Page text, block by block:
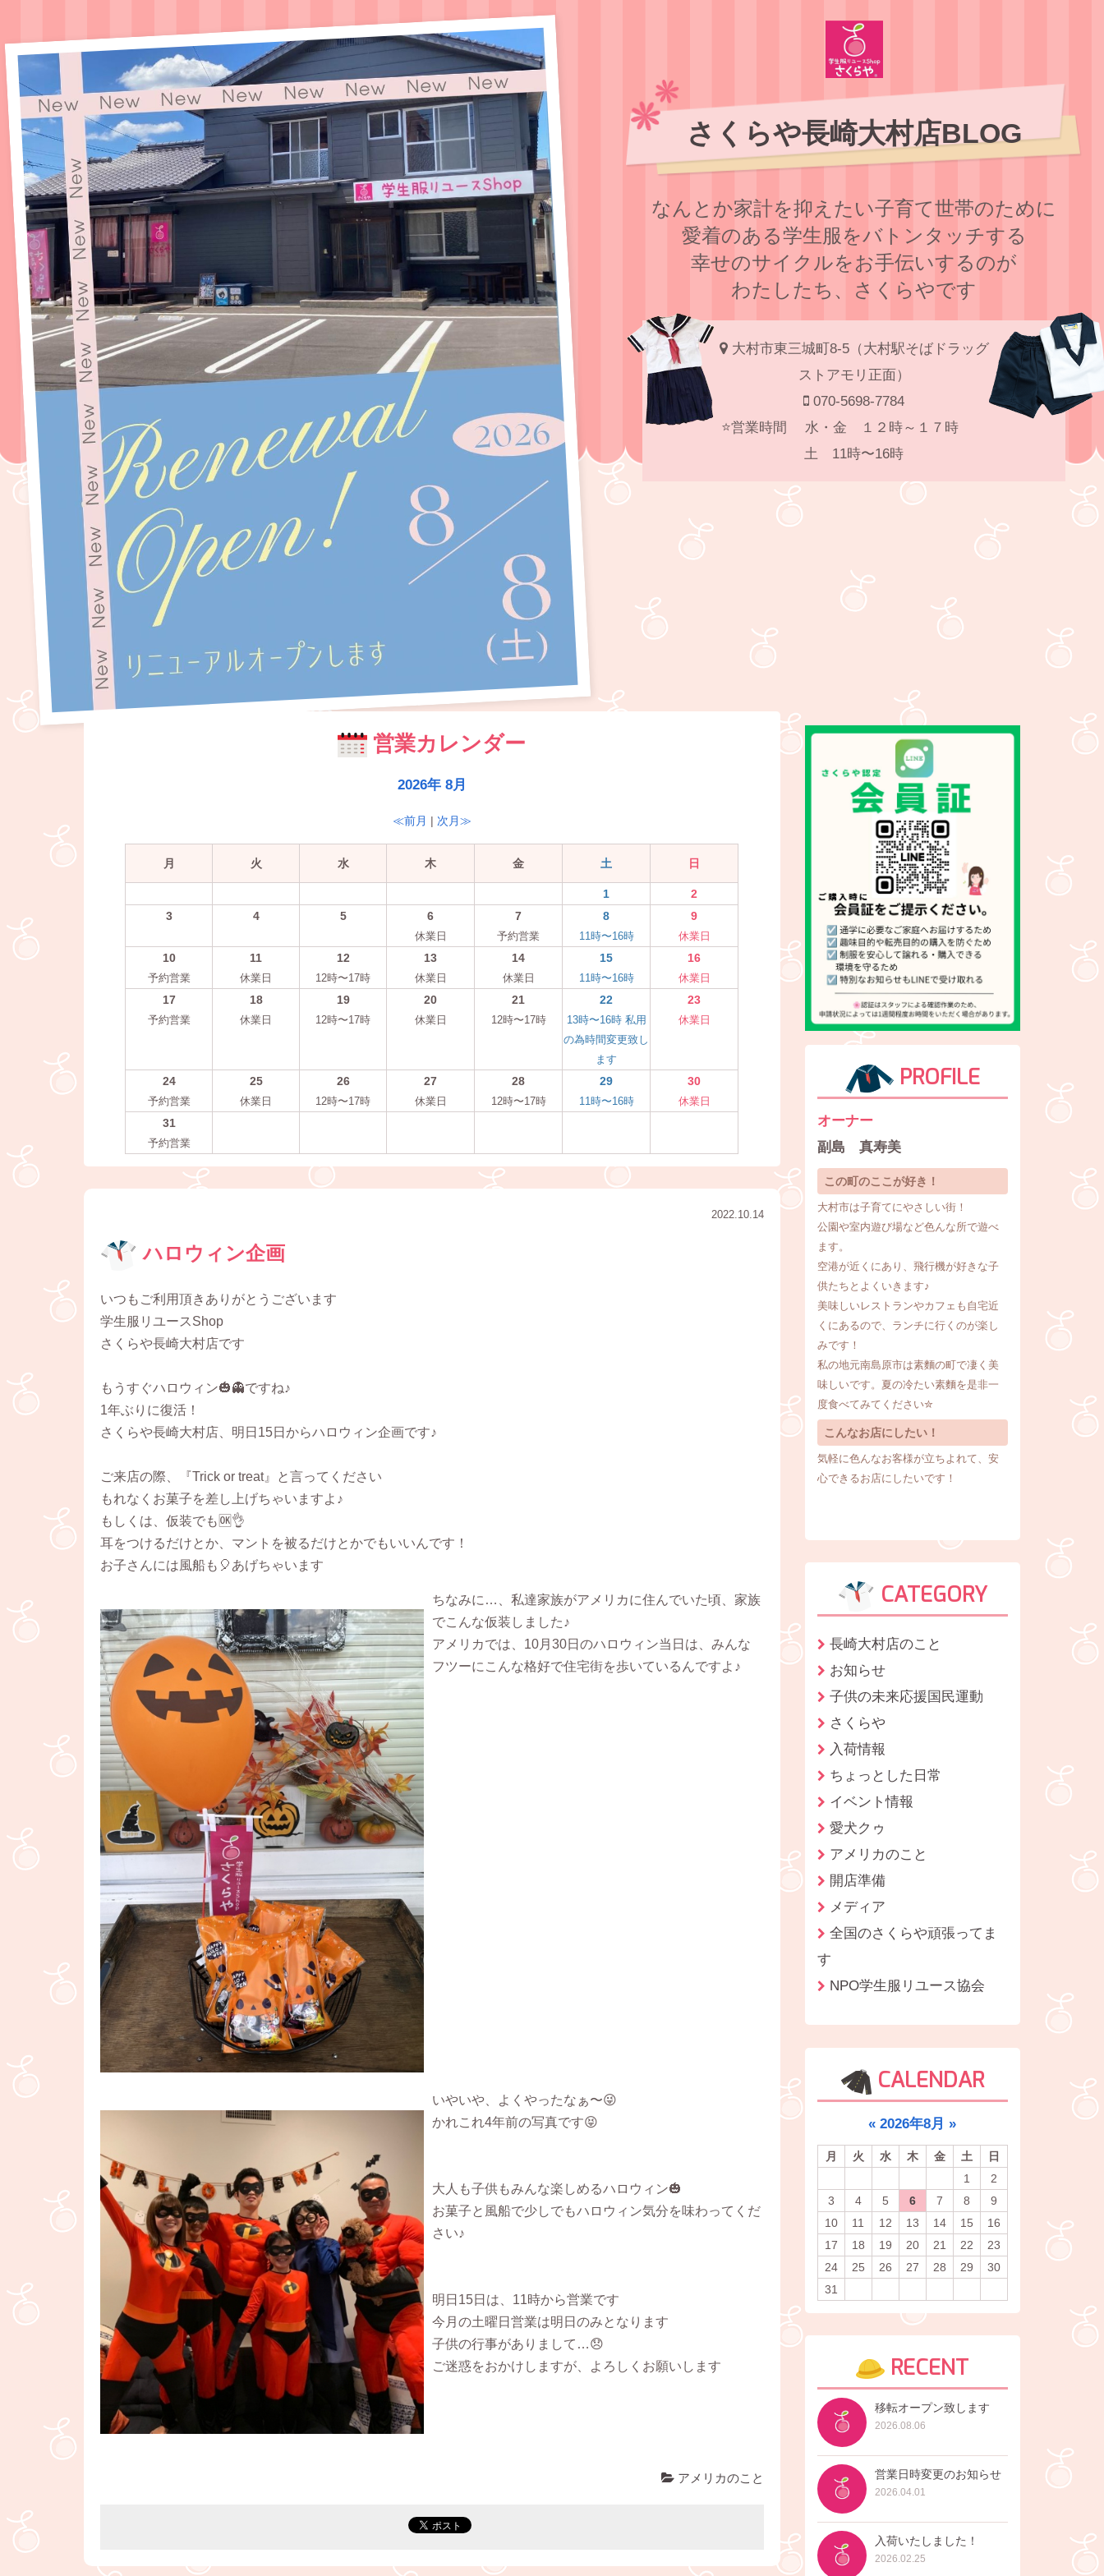
さくらや長崎大村店BLOG
なんとか家計を抑えたい子育て世帯のために
愛着のある学⽣服をバトンタッチする
幸せのサイクルをお⼿伝いするのが
わたしたち、さくらやです
大村市東三城町8-5（大村駅そばドラッグ
ストアモリ正面）
070-5698-7784
⭐️営業時間 水・金 １２時～１７時
土 11時〜16時
営業カレンダー
2026年 8月
≪前月 | 次月≫
月 火 水 木 金 土 日
1
2
3
4 5 6
休業日
7
予約営業
8
11時〜16時
9
休業日
10
予約営業
11
休業日
12
12時〜17時
13
休業日
14
休業日
15
11時〜16時
16
休業日
17
予約営業
18
休業日
19
12時〜17時
20
休業日
21
12時〜17時
22
13時〜16時 私用
の為時間変更致し
ます
23
休業日
24
予約営業
25
休業日
26
12時〜17時
27
休業日
28
12時〜17時
29
11時〜16時
30
休業日
31
予約営業
2022.10.14
ハロウィン企画
いつもご利用頂きありがとうございます
学生服リユースShop
さくらや長崎大村店です
もうすぐハロウィン🎃👻ですね♪
1年ぶりに復活！
さくらや長崎大村店、明日15日からハロウィン企画です♪
ご来店の際、『Trick or treat』と言ってください
もれなくお菓子を差し上げちゃいますよ♪
もしくは、仮装でも🆗👌
耳をつけるだけとか、マントを被るだけとかでもいいんです！
お子さんには風船も🎈あげちゃいます
ちなみに…、私達家族がアメリカに住んでいた頃、家族
でこんな仮装しました♪
アメリカでは、10月30日のハロウィン当日は、みんな
フツーにこんな格好で住宅街を歩いているんですよ♪
いやいや、よくやったなぁ〜😜
かれこれ4年前の写真です😝
大人も子供もみんな楽しめるハロウィン🎃
お菓子と風船で少しでもハロウィン気分を味わってくだ
さい♪
明日15日は、11時から営業です
今月の土曜日営業は明日のみとなります
子供の行事がありまして…😞
ご迷惑をおかけしますが、よろしくお願いします
アメリカのこと
PROFILE
オーナー
副島 真寿美
この町のここが好き！
大村市は子育てにやさしい街！
公園や室内遊び場など色んな所で遊べ
ます。
空港が近くにあり、飛行機が好きな子
供たちとよくいきます♪
美味しいレストランやカフェも自宅近
くにあるので、ランチに行くのが楽し
みです！
私の地元南島原市は素麵の町で凄く美
味しいです。夏の冷たい素麵を是非一
度食べてみてください✮
こんなお店にしたい！
気軽に色んなお客様が立ちよれて、安
心できるお店にしたいです！
CATEGORY
長崎大村店のこと
お知らせ
子供の未来応援国民運動
さくらや
入荷情報
ちょっとした日常
イベント情報
愛犬クゥ
アメリカのこと
開店準備
メディア
全国のさくらや頑張ってま
す
NPO学生服リユース協会
CALENDAR
« 2026年8月 »
月 火 水 木 金 土
日
1
2
3
4 5 6 7 8
9
10
11 12 13 14 15
16
17
18 19 20 21 22
23
24
25 26 27 28 29
30
31
RECENT
移転オープン致します
2026.08.06
営業日時変更のお知らせ
2026.04.01
入荷いたしました！
2026.02.25